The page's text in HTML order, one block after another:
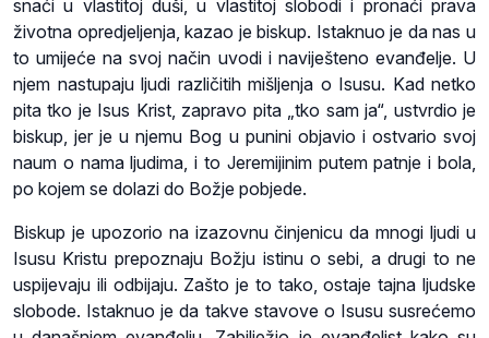
snaći u vlastitoj duši, u vlastitoj slobodi i pronaći prava
životna opredjeljenja, kazao je biskup. Istaknuo je da nas u
to umijeće na svoj način uvodi i naviješteno evanđelje. U
njem nastupaju ljudi različitih mišljenja o Isusu. Kad netko
pita tko je Isus Krist, zapravo pita „tko sam ja“, ustvrdio je
biskup, jer je u njemu Bog u punini objavio i ostvario svoj
naum o nama ljudima, i to Jeremijinim putem patnje i bola,
po kojem se dolazi do Božje pobjede.
Biskup je upozorio na izazovnu činjenicu da mnogi ljudi u
Isusu Kristu prepoznaju Božju istinu o sebi, a drugi to ne
uspijevaju ili odbijaju. Zašto je to tako, ostaje tajna ljudske
slobode. Istaknuo je da takve stavove o Isusu susrećemo